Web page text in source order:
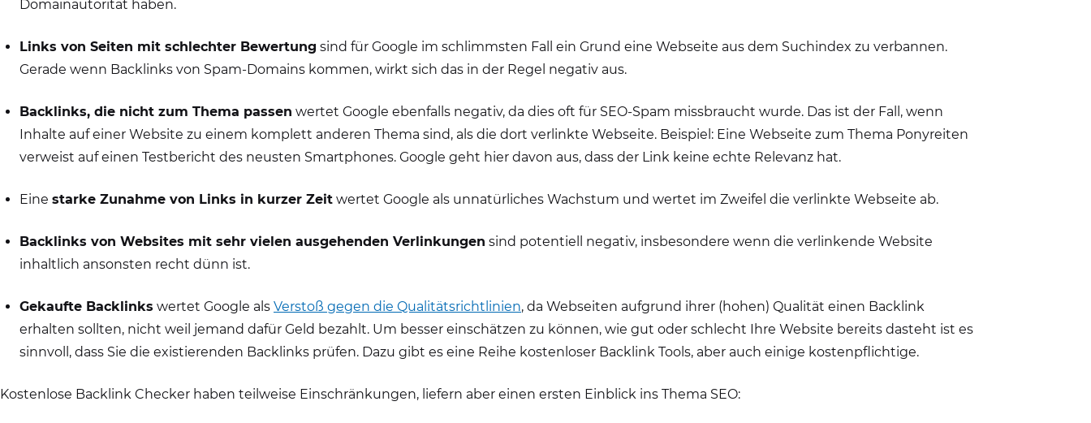
Domainautorität haben.
Links von Seiten mit schlechter Bewertung sind für Google im schlimmsten Fall ein Grund eine Webseite aus dem Suchindex zu verbannen.
Gerade wenn Backlinks von Spam-Domains kommen, wirkt sich das in der Regel negativ aus.
Backlinks, die nicht zum Thema passen wertet Google ebenfalls negativ, da dies oft für SEO-Spam missbraucht wurde. Das ist der Fall, wenn
Inhalte auf einer Website zu einem komplett anderen Thema sind, als die dort verlinkte Webseite. Beispiel: Eine Webseite zum Thema Ponyreiten
verweist auf einen Testbericht des neusten Smartphones. Google geht hier davon aus, dass der Link keine echte Relevanz hat.
Eine starke Zunahme von Links in kurzer Zeit wertet Google als unnatürliches Wachstum und wertet im Zweifel die verlinkte Webseite ab.
Backlinks von Websites mit sehr vielen ausgehenden Verlinkungen sind potentiell negativ, insbesondere wenn die verlinkende Website
inhaltlich ansonsten recht dünn ist.
Gekaufte Backlinks wertet Google als Verstoß gegen die Qualitätsrichtlinien, da Webseiten aufgrund ihrer (hohen) Qualität einen Backlink
erhalten sollten, nicht weil jemand dafür Geld bezahlt. Um besser einschätzen zu können, wie gut oder schlecht Ihre Website bereits dasteht ist es
sinnvoll, dass Sie die existierenden Backlinks prüfen. Dazu gibt es eine Reihe kostenloser Backlink Tools, aber auch einige kostenpflichtige.
Kostenlose Backlink Checker haben teilweise Einschränkungen, liefern aber einen ersten Einblick ins Thema SEO: